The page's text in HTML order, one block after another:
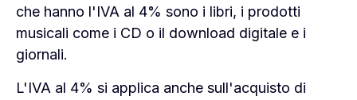
che hanno l'IVA al 4% sono i libri, i prodotti
musicali come i CD o il download digitale e i
giornali.
L'IVA al 4% si applica anche sull'acquisto di